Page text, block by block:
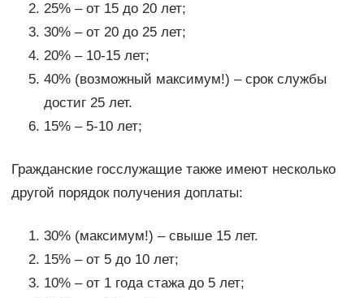
25% – от 15 до 20 лет;
30% – от 20 до 25 лет;
20% – 10-15 лет;
40% (возможный максимум!) – срок службы
достиг 25 лет.
15% – 5-10 лет;
Гражданские госслужащие также имеют несколько
другой порядок получения доплаты:
30% (максимум!) – свыше 15 лет.
15% – от 5 до 10 лет;
10% – от 1 года стажа до 5 лет;